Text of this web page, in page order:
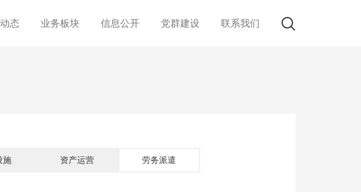
态 业务板块 信息公开 党群建设 联系我们
施 资产运营 劳务派遣